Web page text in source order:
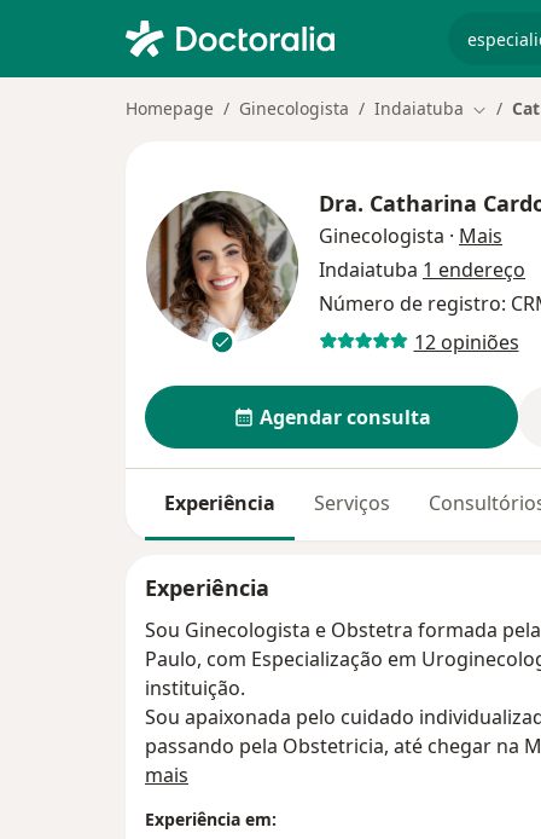
Homepage Ginecologista Indaiatuba Mudar
Dra. Catharina
Ginecologista · Mais
Indaiatuba 1 endereço
Número de registro:
12 opiniões
Agendar consulta
Experiência Serviços
Experiência
Sou Ginecologista e Obstetra formada
Paulo, com Especialização em
instituição.
Sou apaixonada pelo cuidado
passando pela Obstetricia, até chegar na
mais
Experiência em: